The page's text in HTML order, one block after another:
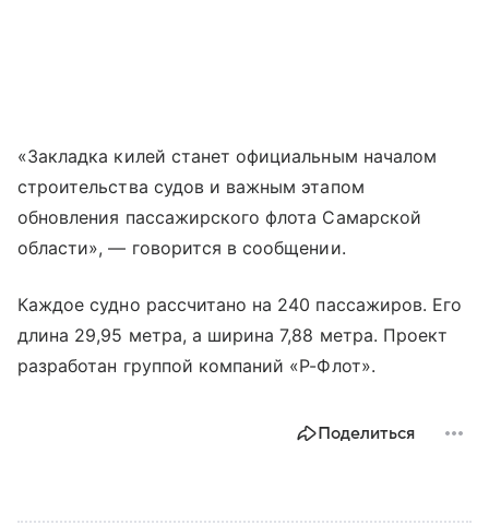
«Закладка килей станет официальным началом
строительства судов и важным этапом
обновления пассажирского флота Самарской
области», — говорится в сообщении.
Каждое судно рассчитано на 240 пассажиров. Его
длина 29,95 метра, а ширина 7,88 метра. Проект
разработан группой компаний «Р-Флот».
Поделиться